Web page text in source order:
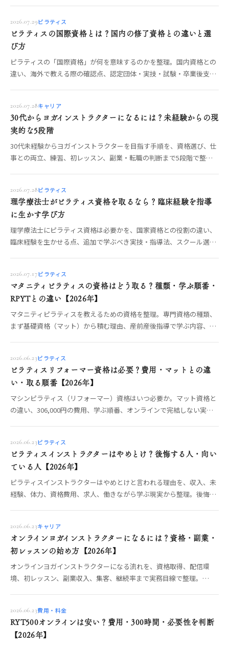
2026.07.29ピラティス
ピラティスの国際資格とは？国内の修了資格との違いと選
び方
ピラティスの「国際資格」が何を意味するのかを整理。国内資格との
違い、海外で教える際の確認点、認定団体・実技・試験・卒業後支援
2026.07.28キャリア
30代からヨガインストラクターになるには？未経験からの現
実的な5段階
30代未経験からヨガインストラクターを目指す手順を、資格選び、仕
事との両立、練習、初レッスン、副業・転職の判断まで5段階で整理
2026.07.28ピラティス
理学療法士がピラティス資格を取るなら？臨床経験を指導
に生かす学び方
理学療法士にピラティス資格は必要かを、国家資格との役割の違い、
臨床経験を生かせる点、追加で学ぶべき実技・指導法、スクール選び
2026.07.17ピラティス
マタニティピラティスの資格はどう取る？種類・学ぶ順番・
RPYTとの違い【2026年】
マタニティピラティスを教えるための資格を整理。専門資格の種類、
まず基礎資格（マット）から積む理由、産前産後指導で学ぶ内容、ヨ
2026.06.23ピラティス
ピラティスリフォーマー資格は必要？費用・マットとの違
い・取る順番【2026年】
マシンピラティス（リフォーマー）資格はいつ必要か。マット資格と
の違い、306,000円の費用、学ぶ順番、オンラインで完結しない実
2026.06.23ピラティス
ピラティスインストラクターはやめとけ？後悔する人・向い
ている人【2026年】
ピラティスインストラクターはやめとけと言われる理由を、収入、未
経験、体力、資格費用、求人、働きながら学ぶ現実から整理。後悔し
2026.06.23キャリア
オンラインヨガインストラクターになるには？資格・副業・
初レッスンの始め方【2026年】
オンラインヨガインストラクターになる流れを、資格取得、配信環
境、初レッスン、副業収入、集客、継続率まで実務目線で整理。
2026.06.23費用・料金
RYT500オンラインは安い？費用・300時間・必要性を判断
【2026年】